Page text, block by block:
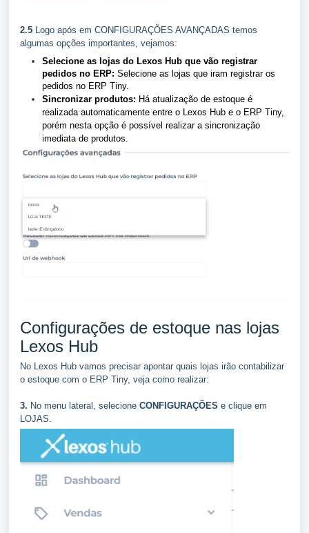
2.5
Logo após em CONFIGURAÇÕES AVANÇADAS temos
algumas opções importantes, vejamos:
Selecione as lojas do Lexos Hub que vão registrar
pedidos no ERP: Selecione as lojas que iram registrar os
pedidos no ERP Tiny.
Sincronizar produtos: Há atualização de estoque é
realizada automaticamente entre o Lexos Hub e o ERP Tiny,
porém nesta opção é possível realizar a sincronização
imediata de produtos.
Configurações de estoque nas lojas
Lexos Hub
No Lexos Hub vamos precisar apontar quais lojas irão contabilizar
o estoque com o ERP Tiny, veja como realizar:
3. No menu lateral, selecione CONFIGURAÇÕES e clique em
LOJAS.